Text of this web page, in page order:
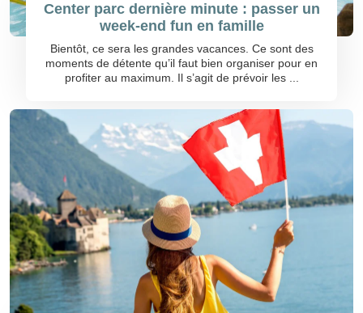
Center parc dernière minute : passer un
week-end fun en famille
Bientôt, ce sera les grandes vacances. Ce sont des
moments de détente qu’il faut bien organiser pour en
profiter au maximum. Il s’agit de prévoir les ...